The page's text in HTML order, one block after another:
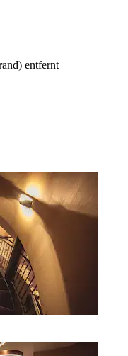
entfernt